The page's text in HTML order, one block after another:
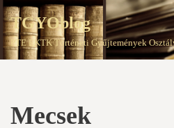
Skip
to
TGYOblog
PTE EKTK Történeti Gyűjtemények
Mecsek